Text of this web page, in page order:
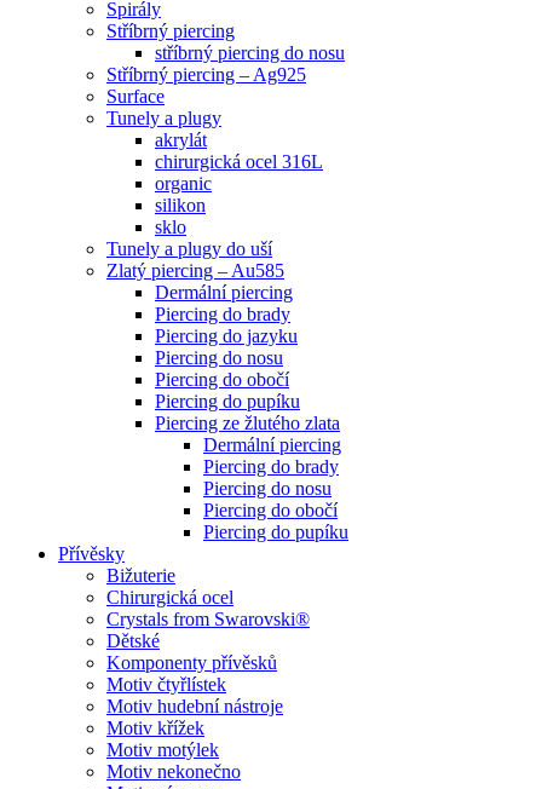
Spirály
Stříbrný piercing
stříbrný piercing do nosu
Stříbrný piercing – Ag925
Surface
Tunely a plugy
akrylát
chirurgická ocel 316L
organic
silikon
sklo
Tunely a plugy do uší
Zlatý piercing – Au585
Dermální piercing
Piercing do brady
Piercing do jazyku
Piercing do nosu
Piercing do obočí
Piercing do pupíku
Piercing ze žlutého zlata
Dermální piercing
Piercing do brady
Piercing do nosu
Piercing do obočí
Piercing do pupíku
Přívěsky
Bižuterie
Chirurgická ocel
Crystals from Swarovski®
Dětské
Komponenty přívěsků
Motiv čtyřlístek
Motiv hudební nástroje
Motiv křížek
Motiv motýlek
Motiv nekonečno